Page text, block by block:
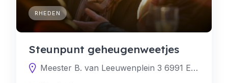
RHEDEN
Steunpunt geheugenweetjes
Meester B. van Leeuwenplein 3 6991 EW Rheden, Nederland